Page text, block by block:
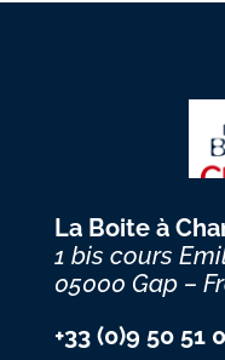
La Boite à
1 bis cours
05000 Gap –
+33 (0)9 50 51